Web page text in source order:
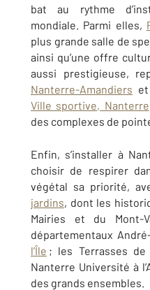
bat au rythme
mondiale. Parmi elles,
plus grande salle de
ainsi qu’une offre
aussi prestigieuse,
Nanterre-Amandiers
Ville sportive, Nanterre
des complexes de
Enfin, s’installer à
choisir de respirer
végétal sa priorité,
jardins, dont les
Mairies et du Mont-
départementaux
l’Île ; les Terrasses de
Nanterre Université à
des grands ensembles.